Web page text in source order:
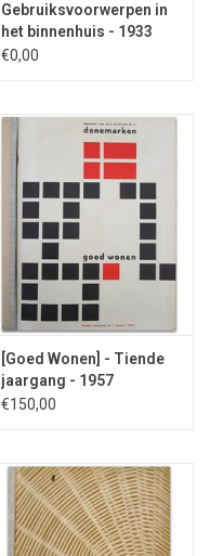
Gebruiksvoorwerpen in
het binnenhuis - 1933
€0,00
[Goed Wonen] - Tiende
jaargang - 1957
€150,00